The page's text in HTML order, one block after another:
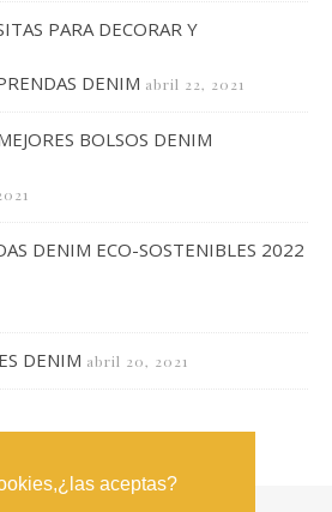
aceptas?
PARA DECORAR Y
DENIM abril 22, 2021
BOLSOS DENIM
DENIM ECO-SOSTENIBLES 2022
DENIM abril 20, 2021